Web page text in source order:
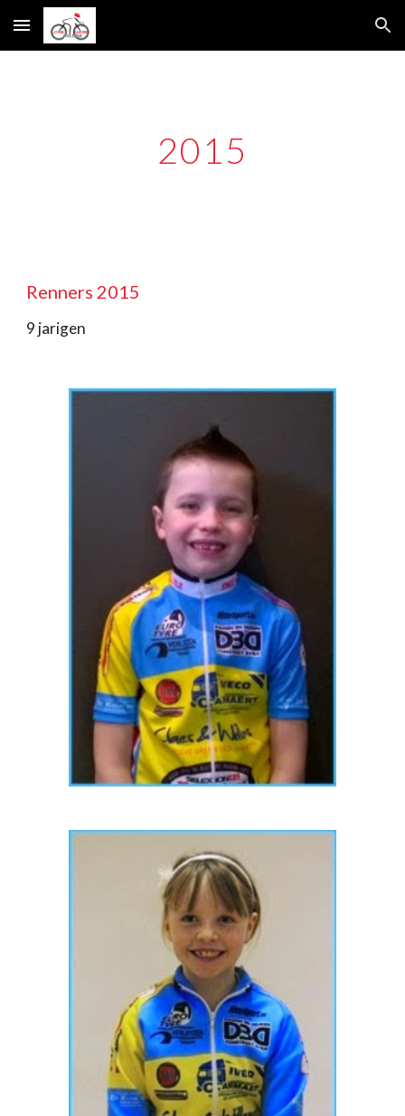
Skip to main content Skip to navigation
2015
Renners 2015
9 jarigen